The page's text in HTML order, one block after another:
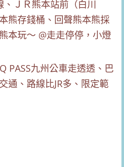
PASS九州公車走透透、巴
通、路線比JR多、限定範